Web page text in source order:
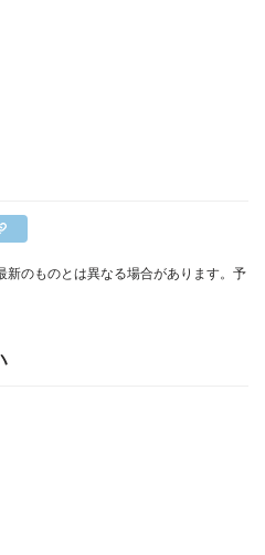
のものとは異なる場合があります。予